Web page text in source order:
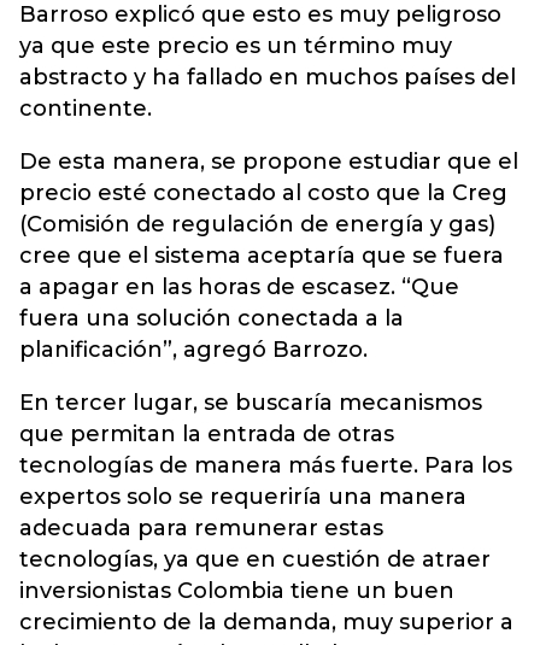
Barroso explicó que esto es muy peligroso
ya que este precio es un término muy
abstracto y ha fallado en muchos países del
continente.
De esta manera, se propone estudiar que el
precio esté conectado al costo que la Creg
(Comisión de regulación de energía y gas)
cree que el sistema aceptaría que se fuera
a apagar en las horas de escasez. “Que
fuera una solución conectada a la
planificación”, agregó Barrozo.
En tercer lugar, se buscaría mecanismos
que permitan la entrada de otras
tecnologías de manera más fuerte. Para los
expertos solo se requeriría una manera
adecuada para remunerar estas
tecnologías, ya que en cuestión de atraer
inversionistas Colombia tiene un buen
crecimiento de la demanda, muy superior a